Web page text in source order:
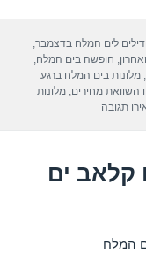
תגיות
דילים לים המלח בדצמבר
חופשה בים המלח
,מלונות בים המלח ברגע
השוואת מחירים ,מלונות
תגובה
קלאב ים
המלח